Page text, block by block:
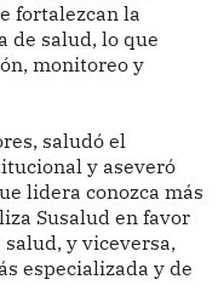
fortalezcan la
de salud, lo que
monitoreo y
saludó el
y aseveró
lidera conozca más
Susalud en favor
y viceversa,
especializada y de